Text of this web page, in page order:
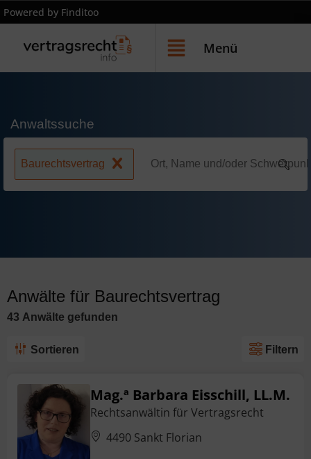
Powered by Finditoo
Menü
Anwaltssuche
Baurechtsvertrag
Anwälte für Baurechtsvertrag
43 Anwälte gefunden
Sortieren Filtern
Mag.ª Barbara Eisschill, LL.M.
Rechtsanwältin für Vertragsrecht
4490 Sankt Florian